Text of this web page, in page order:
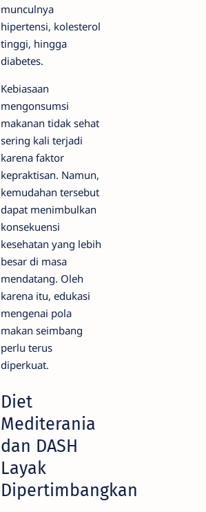
munculnya
hipertensi, kolesterol
tinggi, hingga
diabetes.
Kebiasaan
mengonsumsi
makanan tidak sehat
sering kali terjadi
karena faktor
kepraktisan. Namun,
kemudahan tersebut
dapat menimbulkan
konsekuensi
kesehatan yang lebih
besar di masa
mendatang. Oleh
karena itu, edukasi
mengenai pola
makan seimbang
perlu terus
diperkuat.
Diet
Mediterania
dan DASH
Layak
Dipertimbangkan